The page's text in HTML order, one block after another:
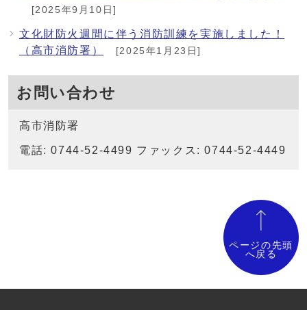
[2025年9月10日]
文化財防火週間に伴う消防訓練を実施しました！
（高市消防署）
[2025年1月23日]
お問い合わせ
高市消防署
電話: 0744-52-4499 ファックス: 0744-52-4449
ページの先頭
へ戻る